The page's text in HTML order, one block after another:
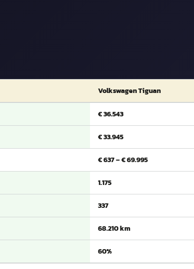
Volkswagen Tiguan
€ 36.543
€ 33.945
€ 637 – € 69.995
1.175
337
68.210 km
60%